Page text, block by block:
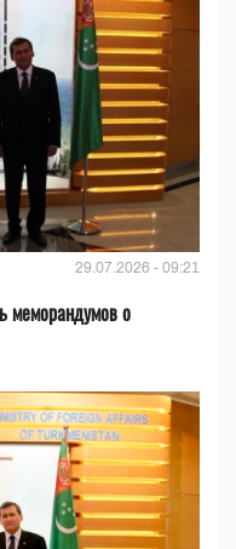
29.07.2026 - 09:21
меморандумов о